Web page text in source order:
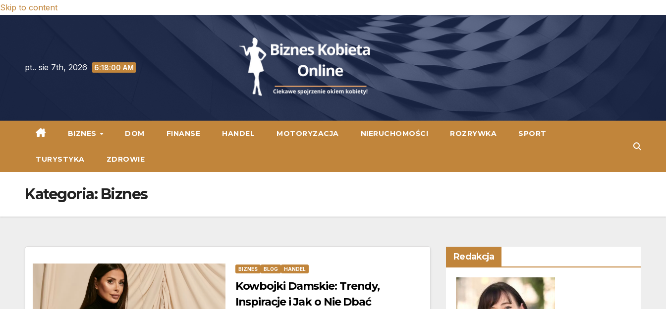
Skip to content
pt.. sie 7th, 2026 6:18:02 AM
BIZNES DOM FINANSE HANDEL MOTORYZACJA NIERUCHOMOŚCI ROZRYWKA SPORT
TURYSTYKA ZDROWIE
Kategoria: Biznes
BIZNES BLOG HANDEL
Kowbojki Damskie: Trendy,
Inspiracje i Jak o Nie Dbać
Redakcja